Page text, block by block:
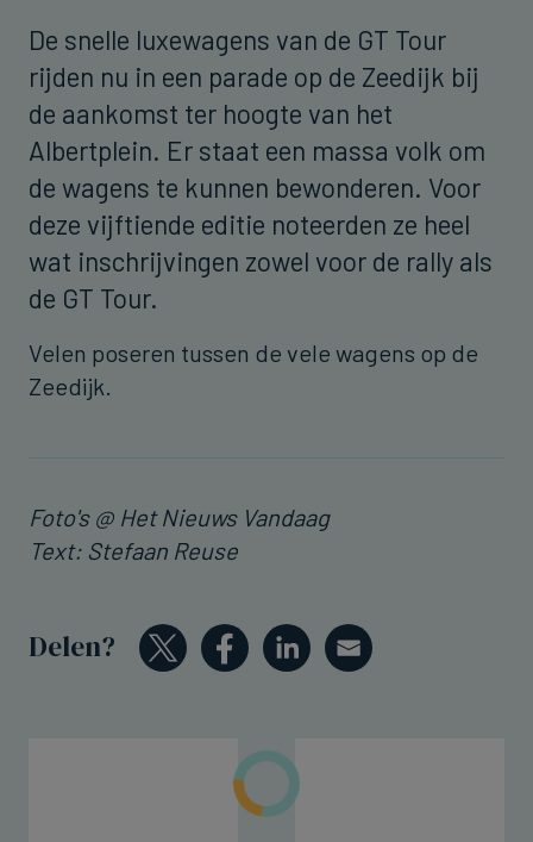
De snelle luxewagens van de GT Tour
rijden nu in een parade op de Zeedijk bij
de aankomst ter hoogte van het
Albertplein. Er staat een massa volk om
de wagens te kunnen bewonderen. Voor
deze vijftiende editie noteerden ze heel
wat inschrijvingen zowel voor de rally als
de GT Tour.
Velen poseren tussen de vele wagens op de
Zeedijk.
Foto's @ Het Nieuws Vandaag
Text: Stefaan Reuse
Delen?